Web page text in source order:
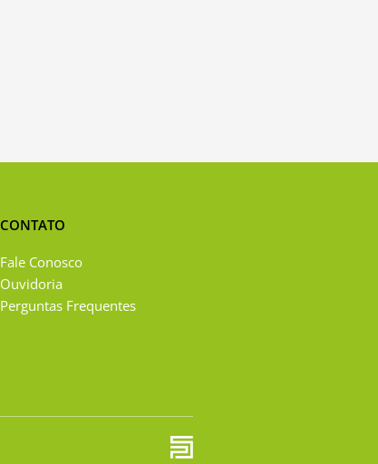
CONTATO
Fale Conosco
Ouvidoria
Perguntas Frequentes